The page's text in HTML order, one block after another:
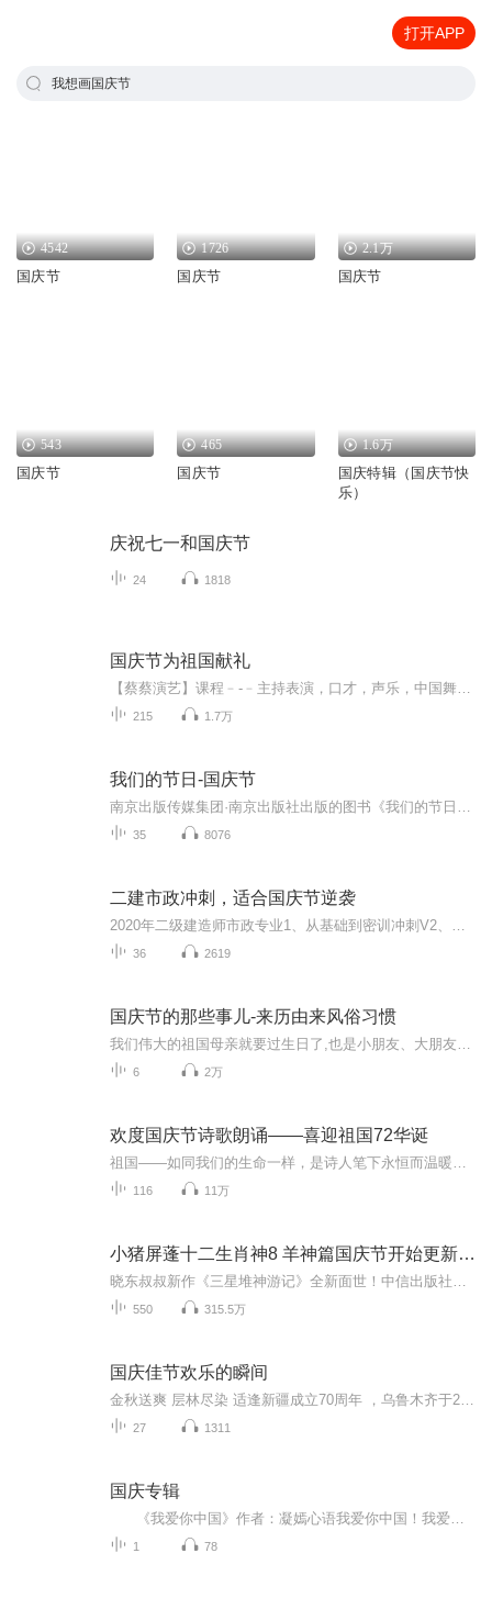
打开APP
我想画国庆节
4542
国庆节
1726
国庆节
2.1万
国庆节
543
国庆节
465
国庆节
1.6万
国庆特辑（国庆节快
乐）
庆祝七一和国庆节
24 1818
国庆节为祖国献礼
215 1.7万
我们的节日-国庆节
35 8076
二建市政冲刺，适合国庆节逆袭
36 2619
国庆节的那些事儿-来历由来风俗习惯
6 2万
欢度国庆节诗歌朗诵——喜迎祖国72华诞
116 11万
小猪屏蓬十二生肖神8 羊神篇国庆节开始更新啦！
550 315.5万
国庆佳节欢乐的瞬间
27 1311
国庆专辑
1 78